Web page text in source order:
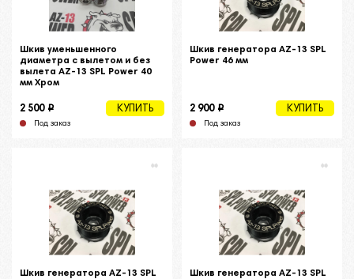
Шкив уменьшенного
диаметра c вылетом и без
вылета AZ-13 SPL Power 40
мм Хром
2 500 i КУПИТЬ
Под заказ
Шкив генератора AZ-13 SPL
Power 46 мм
2 900 i КУПИТЬ
Под заказ
Шкив генератора AZ-13 SPL
Шкив генератора AZ-13 SPL